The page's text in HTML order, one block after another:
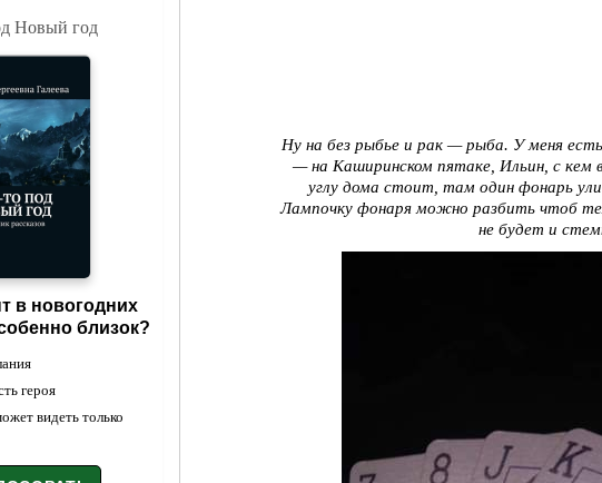
Новый год
в новогодних
близок?
героя
видеть только
Ну на без рыбье и рак — рыба. У меня
— на Каширинском пятаке, Ильин, с кем
углу дома стоит, там один фонарь
Лампочку фонаря можно разбить чтоб
не будет и